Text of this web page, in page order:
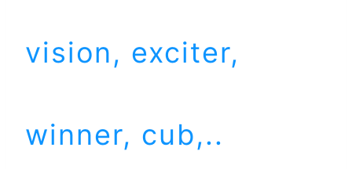
vision, exciter,
winner, cub,..